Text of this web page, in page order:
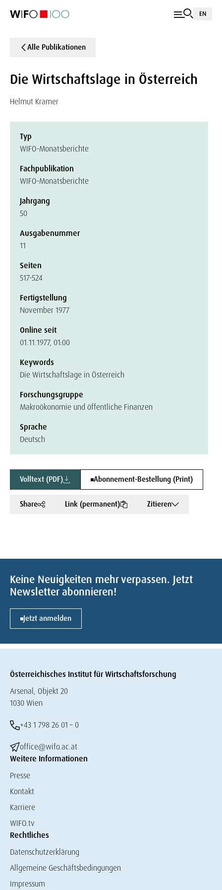
EN
Alle Publikationen
Die Wirtschaftslage in Österreich
Helmut Kramer
Typ
WIFO-Monatsberichte
Fachpublikation
WIFO-Monatsberichte
Jahrgang
50
Ausgabenummer
11
Seiten
517-524
Fertigstellung
November 1977
Online seit
01.11.1977, 01:00
Keywords
Die Wirtschaftslage in Österreich
Forschungsgruppe
Makroökonomie und öffentliche Finanzen
Sprache
Deutsch
Volltext (PDF) Abonnement-Bestellung (Print)
Share Link (permanent) Zitieren
Keine Neuigkeiten mehr verpassen. Jetzt
Newsletter abonnieren!
Jetzt anmelden
Österreichisches Institut für Wirtschaftsforschung
Arsenal, Objekt 20
1030 Wien
+43 1 798 26 01 – 0
office@wifo.ac.at
Weitere Informationen
Presse
Kontakt
Karriere
WIFO.tv
Rechtliches
Datenschutzerklärung
Allgemeine Geschäftsbedingungen
Impressum